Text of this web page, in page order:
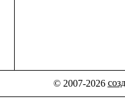
© 2007-2026